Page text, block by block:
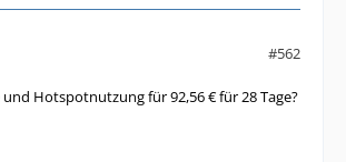
#562
Hotspotnutzung für 92,56 € für 28 Tage?